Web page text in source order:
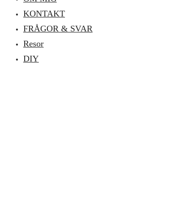
KONTAKT
FRÅGOR & SVAR
Resor
DIY